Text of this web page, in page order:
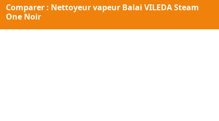
Comparer : Nettoyeur vapeur Balai VILEDA Steam
One Noir